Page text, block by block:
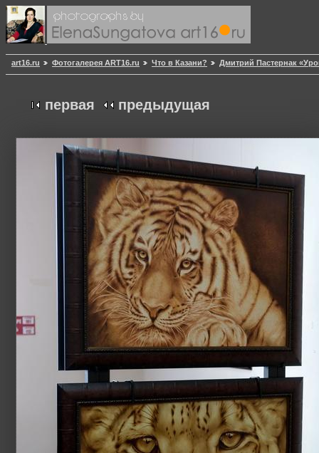
art16.ru Фотогалерея ART16.ru Что в Казани? Дмитрий Пастернак
первая предыдущая